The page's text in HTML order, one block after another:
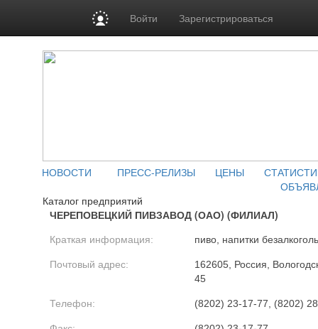
Войти Зарегистрироваться
НОВОСТИ ПРЕСС-РЕЛИЗЫ ЦЕНЫ
Каталог предприятий
ЧЕРЕПОВЕЦКИЙ ПИВЗАВОД (ОАО) (ФИЛИАЛ)
Краткая информация: пиво, напитки
Почтовый адрес:
162605, Россия,
45
Телефон: (8202) 23-17-77, (8202)